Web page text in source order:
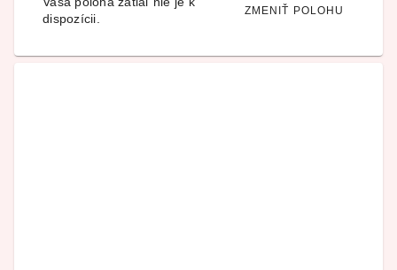
dispozícii.
ZMENIŤ POLOHU